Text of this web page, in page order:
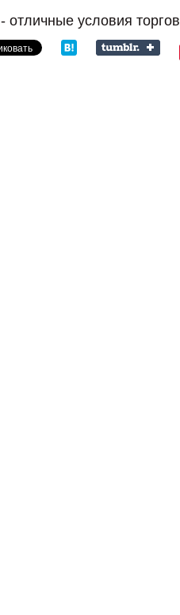
- отличные условия